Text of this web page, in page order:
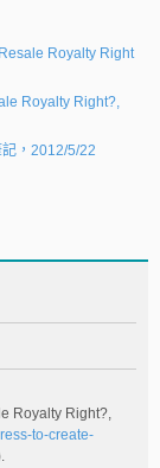
Royalty Right
Royalty Right?,
，2012/5/22
Royalty Right?,
to-create-